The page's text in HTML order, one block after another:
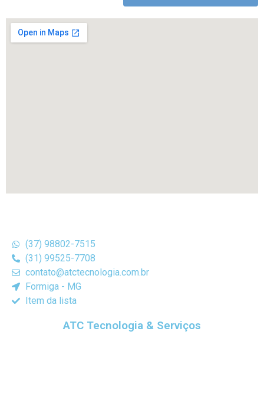
(37) 98802-7515
(31) 99525-7708
contato@atctecnologia.com.br
Formiga - MG
Item da lista
ATC Tecnologia & Serviços